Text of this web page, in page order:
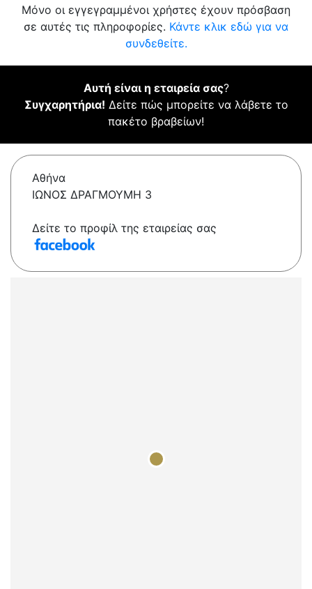
Μόνο οι εγγεγραμμένοι χρήστες έχουν πρόσβαση
σε αυτές τις πληροφορίες. Κάντε κλικ εδώ για να
συνδεθείτε.
Αυτή είναι η εταιρεία σας?
Συγχαρητήρια! Δείτε πώς μπορείτε να λάβετε το
πακέτο βραβείων!
Αθήνα
ΙΩΝΟΣ ΔΡΑΓΜΟΥΜΗ 3
Δείτε το προφίλ της εταιρείας σας